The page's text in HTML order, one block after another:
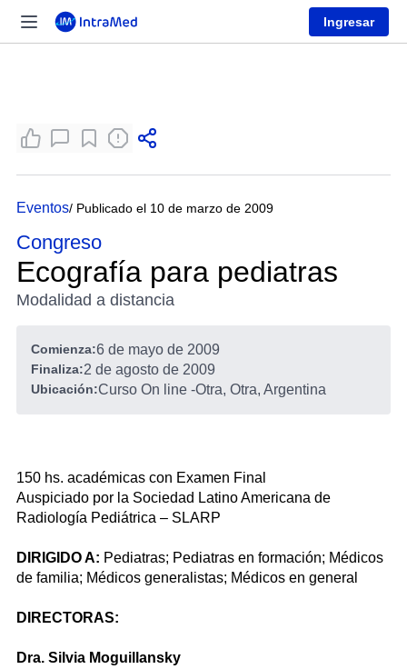
Ingresar
Eventos/ Publicado el 10 de marzo de 2009
Congreso
Ecografía para pediatras
Modalidad a distancia
Comienza:6 de mayo de 2009
Finaliza:2 de agosto de 2009
Ubicación:Curso On line -Otra, Otra, Argentina
150 hs. académicas con Examen Final
Auspiciado por la Sociedad Latino Americana de
Radiología Pediátrica – SLARP
DIRIGIDO A: Pediatras; Pediatras en formación; Médicos
de familia; Médicos generalistas; Médicos en general
DIRECTORAS:
Dra. Silvia Moguillansky